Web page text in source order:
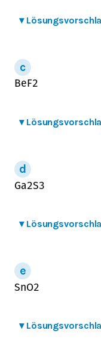
▾
Be F2
▾
Ga2S3
▾
SnO2
▾